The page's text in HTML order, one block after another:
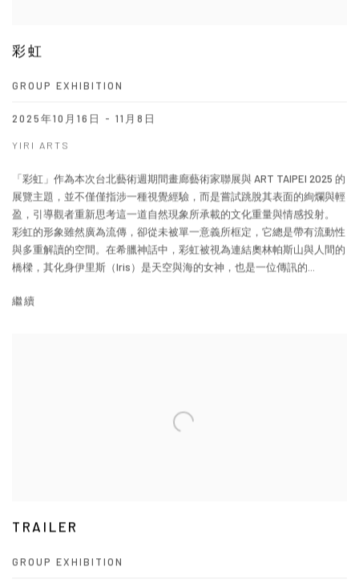
彩虹
GROUP EXHIBITION
2025年10月16日 - 11月8日
YIRI ARTS
「彩虹」作為本次台北藝術週期間畫廊藝術家聯展與 ART TAIPEI 2025 的
展覽主題，並不僅僅指涉一種視覺經驗，而是嘗試跳脫其表面的絢爛與輕
盈，引導觀者重新思考這一道自然現象所承載的文化重量與情感投射。
彩虹的形象雖然廣為流傳，卻從未被單一意義所框定，它總是帶有流動性
與多重解讀的空間。在希臘神話中，彩虹被視為連結奧林帕斯山與人間的
橋樑，其化身伊里斯（Iris）是天空與海的女神，也是一位傳訊的...
繼續
TRAILER
GROUP EXHIBITION